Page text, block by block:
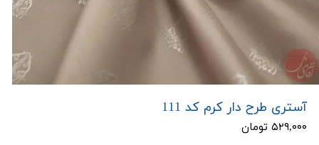
آستری طرح دار کرم کد 111
۵۲۹,۰۰۰ تومان